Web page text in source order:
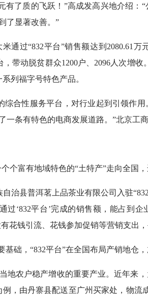
有了质的飞跃！”高成发高兴地介绍
了显著改善。”
通过“832平台”销售额达到2080.61
带动脱贫群众1200户、2096人次增收
列福字号特色产品。
综合性服务平台，对行业起到引领作
条有特色的电商发展道路。”北京工
个富有地域特色的“土特产”走向全国
治县普洱茗上品茶业有限公司入驻
过‘832平台’完成的销售额，能占到
花钱引流、花钱参加促销等营销支出
础，“832平台”在全国布局产销地仓
地农户稳产增收的重要产业。近年来
例，由丹寨县配送至广州买家处，物